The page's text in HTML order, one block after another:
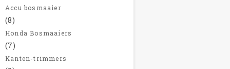
Accu bosmaaier
(8)
Honda Bosmaaiers
(7)
Kanten-trimmers